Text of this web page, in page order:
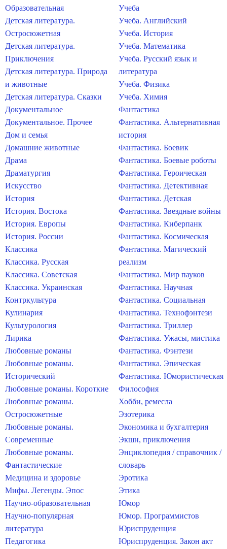
Образовательная
Детская литература.
Остросюжетная
Детская литература.
Приключения
Детская литература. Природа
и животные
Детская литература. Сказки
Документальное
Документальное. Прочее
Дом и семья
Домашние животные
Драма
Драматургия
Искусство
История
История. Востока
История. Европы
История. России
Классика
Классика. Русская
Классика. Советская
Классика. Украинская
Контркультура
Кулинария
Культурология
Лирика
Любовные романы
Любовные романы.
Исторический
Любовные романы. Короткие
Любовные романы.
Остросюжетные
Любовные романы.
Современные
Любовные романы.
Фантастические
Медицина и здоровье
Мифы. Легенды. Эпос
Научно-образовательная
Научно-популярная
литература
Педагогика
Учеба
Учеба. Английский
Учеба. История
Учеба. Математика
Учеба. Русский язык и
литература
Учеба. Физика
Учеба. Химия
Фантастика
Фантастика. Альтернативная
история
Фантастика. Боевик
Фантастика. Боевые роботы
Фантастика. Героическая
Фантастика. Детективная
Фантастика. Детская
Фантастика. Звездные войны
Фантастика. Киберпанк
Фантастика. Космическая
Фантастика. Магический
реализм
Фантастика. Мир пауков
Фантастика. Научная
Фантастика. Социальная
Фантастика. Технофэнтези
Фантастика. Триллер
Фантастика. Ужасы, мистика
Фантастика. Фэнтези
Фантастика. Эпическая
Фантастика. Юмористическая
Философия
Хобби, ремесла
Эзотерика
Экономика и бухгалтерия
Экшн, приключения
Энциклопедия / справочник /
словарь
Эротика
Этика
Юмор
Юмор. Программистов
Юриспруденция
Юриспруденция. Закон акт